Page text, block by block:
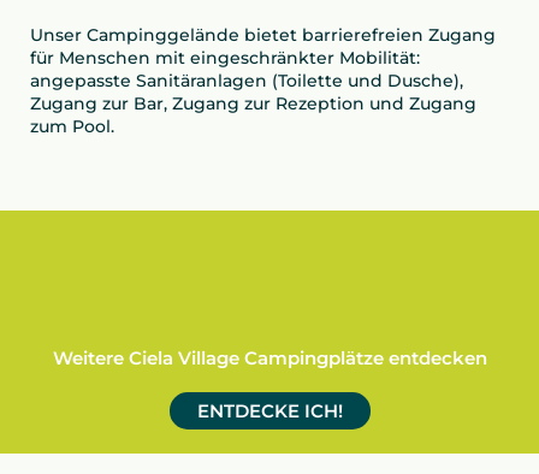
Unser Campinggelände bietet barrierefreien Zugang
für Menschen mit eingeschränkter Mobilität:
angepasste Sanitäranlagen (Toilette und Dusche),
Zugang zur Bar, Zugang zur Rezeption und Zugang
zum Pool.
Weitere Ciela Village Campingplätze entdecken
ENTDECKE ICH!